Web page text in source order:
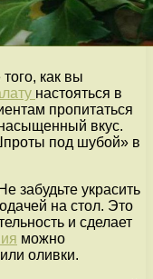
как вы
настояться в
пропитаться
вкус.
под шубой» в
Не забудьте украсить
на стол. Это
и сделает
можно
или оливки.